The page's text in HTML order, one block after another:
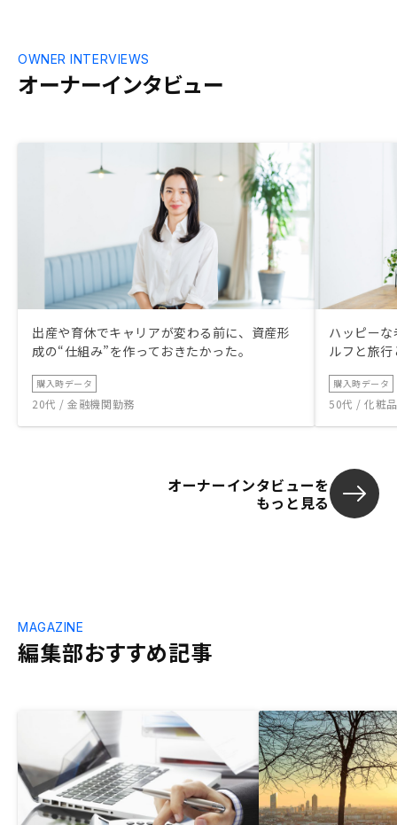
オーナーインタビュー
OWNER INTERVIEWS
出産や育休でキャリアが変わる前に、資産形
成の“仕組み”を作っておきたかった。
購入時データ
20代 / 金融機関勤務
ハッピー
ルフと旅
購入時データ
50代 / 化粧
オーナーインタビューを
もっと見る
編集部おすすめ記事
MAGAZINE